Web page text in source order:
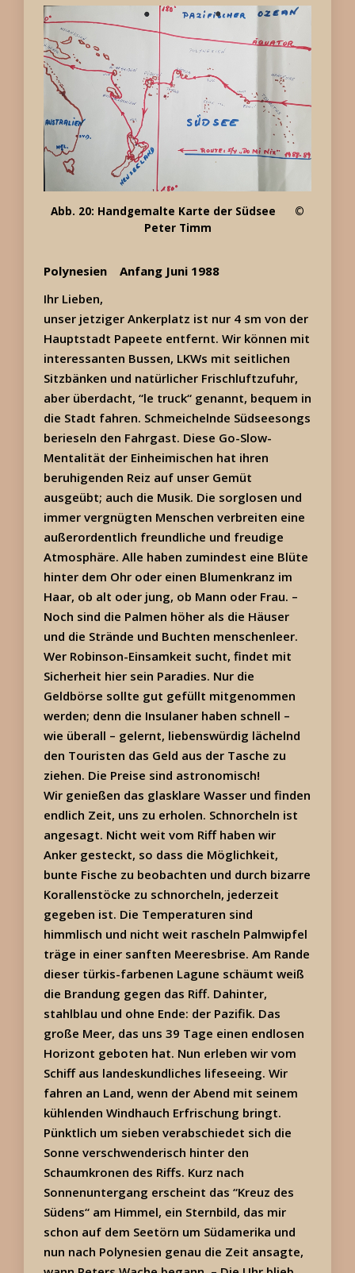
Abb. 20: Handgemalte Karte der Südsee ©
Peter Timm
Polynesien Anfang Juni 1988
Ihr Lieben,
unser jetziger Ankerplatz ist nur 4 sm von der
Hauptstadt Papeete entfernt. Wir können mit
interessanten Bussen, LKWs mit seitlichen
Sitzbänken und natürlicher Frischluftzufuhr,
aber überdacht, “le truck“ genannt, bequem in
die Stadt fahren. Schmeichelnde Südseesongs
berieseln den Fahrgast. Diese Go-Slow-
Mentalität der Einheimischen hat ihren
beruhigenden Reiz auf unser Gemüt
ausgeübt; auch die Musik. Die sorglosen und
immer vergnügten Menschen verbreiten eine
außerordentlich freundliche und freudige
Atmosphäre. Alle haben zumindest eine Blüte
hinter dem Ohr oder einen Blumenkranz im
Haar, ob alt oder jung, ob Mann oder Frau. –
Noch sind die Palmen höher als die Häuser
und die Strände und Buchten menschenleer.
Wer Robinson-Einsamkeit sucht, findet mit
Sicherheit hier sein Paradies. Nur die
Geldbörse sollte gut gefüllt mitgenommen
werden; denn die Insulaner haben schnell –
wie überall – gelernt, liebenswürdig lächelnd
den Touristen das Geld aus der Tasche zu
ziehen. Die Preise sind astronomisch!
Wir genießen das glasklare Wasser und finden
endlich Zeit, uns zu erholen. Schnorcheln ist
angesagt. Nicht weit vom Riff haben wir
Anker gesteckt, so dass die Möglichkeit,
bunte Fische zu beobachten und durch bizarre
Korallenstöcke zu schnorcheln, jederzeit
gegeben ist. Die Temperaturen sind
himmlisch und nicht weit rascheln Palmwipfel
träge in einer sanften Meeresbrise. Am Rande
dieser türkis-farbenen Lagune schäumt weiß
die Brandung gegen das Riff. Dahinter,
stahlblau und ohne Ende: der Pazifik. Das
große Meer, das uns 39 Tage einen endlosen
Horizont geboten hat. Nun erleben wir vom
Schiff aus landeskundliches lifeseeing. Wir
fahren an Land, wenn der Abend mit seinem
kühlenden Windhauch Erfrischung bringt.
Pünktlich um sieben verabschiedet sich die
Sonne verschwenderisch hinter den
Schaumkronen des Riffs. Kurz nach
Sonnenuntergang erscheint das “Kreuz des
Südens“ am Himmel, ein Sternbild, das mir
schon auf dem Seetörn um Südamerika und
nun nach Polynesien genau die Zeit ansagte,